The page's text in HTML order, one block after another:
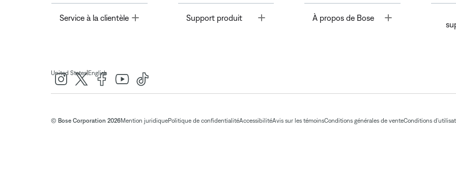
Service à la clientèle Toggle Support produit À propos de Bose Toggle
United States| English
© Bose Corporation 2026Mention juridiquePolitique de confidentialitéAccessibilitéAvis sur les témoinsConditions générales de venteConditions